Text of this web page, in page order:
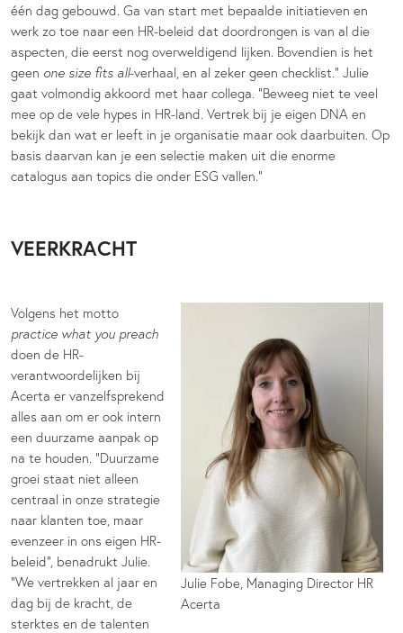
één dag gebouwd. Ga van start met bepaalde initiatieven en
werk zo toe naar een HR-beleid dat doordrongen is van al die
aspecten, die eerst nog overweldigend lijken. Bovendien is het
geen one size fits all-verhaal, en al zeker geen checklist.” Julie
gaat volmondig akkoord met haar collega. “Beweeg niet te veel
mee op de vele hypes in HR-land. Vertrek bij je eigen DNA en
bekijk dan wat er leeft in je organisatie maar ook daarbuiten. Op
basis daarvan kan je een selectie maken uit die enorme
catalogus aan topics die onder ESG vallen.”
VEERKRACHT
Julie Fobe, Managing Director HR
Acerta
Volgens het motto
practice what you preach
doen de HR-
verantwoordelijken bij
Acerta er vanzelfsprekend
alles aan om er ook intern
een duurzame aanpak op
na te houden. “Duurzame
groei staat niet alleen
centraal in onze strategie
naar klanten toe, maar
evenzeer in ons eigen HR-
beleid”, benadrukt Julie.
“We vertrekken al jaar en
dag bij de kracht, de
sterktes en de talenten